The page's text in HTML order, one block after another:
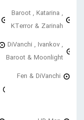
Baroot , Katarina ,
KTerror & Zarinah
DiVanchi , Ivankov ,
Baroot & Moonlight
Fen & DiVanchi